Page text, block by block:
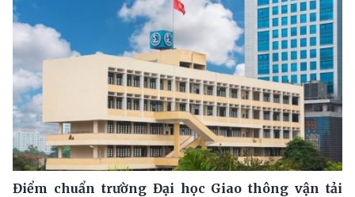
Điểm chuẩn trường Đại học Giao thông vận tải